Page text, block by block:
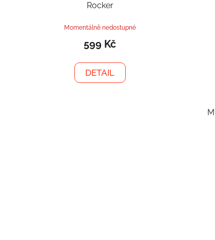
Rocker
Momentálně nedostupné
599 Kč
DETAIL